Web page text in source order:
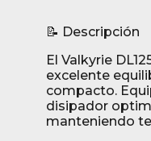
📝 Descripción
El Valkyrie
excelente
compacto.
disipador
manteniendo